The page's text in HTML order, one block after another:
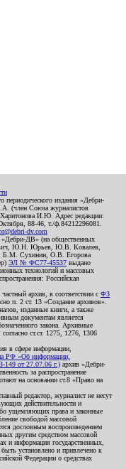
периодического издания «Дебри-
(член Союза журналистов
Харитонова И.Ю. Адрес редакции:
88-46, т./ф.84212296081.
dv.com
«Дебри-ДВ» (на общественных
Ю.Н. Юрьев, Ю.В. Ковалев,
Сухинин, О.В. Егорова
ЭЛ № ФС77-45537 выдано
технологий и массовых
Российская
архив, в соответствии с ФЗ
п. 2 ст. 13 «Создание архивов».
изданные книги, а также
документам является
закона. Архивные
ст.ст. 1275, 1276, 1306
в сфере информации,
РФ «Об информации,
149 от 27.07.06 г.) архив «Дебри-
за распространение
на основании ст.8 «Право на
редактор, журналист не несут
действительности и
ущемляющих права и законные
свободой массовой
дословным воспроизведением
другим средством массовой
и информация государственных,
установлено и привлечено к
Федерации о средствах